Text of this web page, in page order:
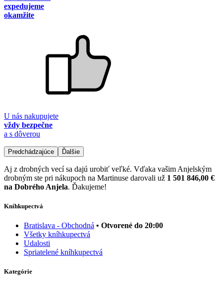
expedujeme
okamžite
U nás nakupujete
vždy bezpečne
a s dôverou
Predchádzajúce Ďalšie
Aj z drobných vecí sa dajú urobiť veľké. Vďaka vašim Anjelským
drobným ste pri nákupoch na Martinuse darovali už 1 501 846,00 €
na Dobrého Anjela. Ďakujeme!
Kníhkupectvá
Bratislava - Obchodná • Otvorené do 20:00
Všetky kníhkupectvá
Udalosti
Spriatelené kníhkupectvá
Kategórie